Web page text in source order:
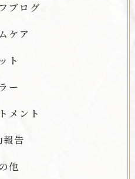
ブログ
ケア
ト
ー
メント
報告
他